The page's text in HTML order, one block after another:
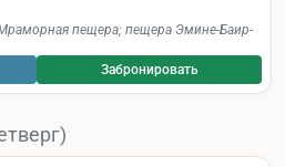
пещера; пещера Эмине-Баир-
Забронировать